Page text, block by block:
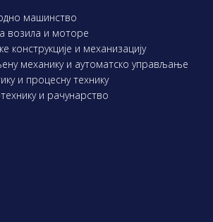
машинство
возила и моторе
конструкције и механизацију
механику и аутоматско управљање
и процесну технику
и рачунарство